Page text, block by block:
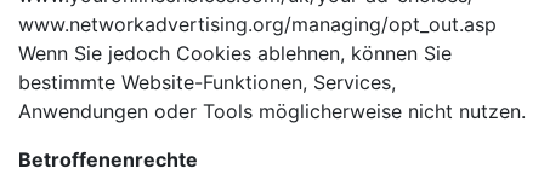
www.networkadvertising.org/managing/opt_out.asp
Wenn Sie jedoch Cookies ablehnen, können Sie
bestimmte Website-Funktionen, Services,
Anwendungen oder Tools möglicherweise nicht nutzen.
Betroffenenrechte